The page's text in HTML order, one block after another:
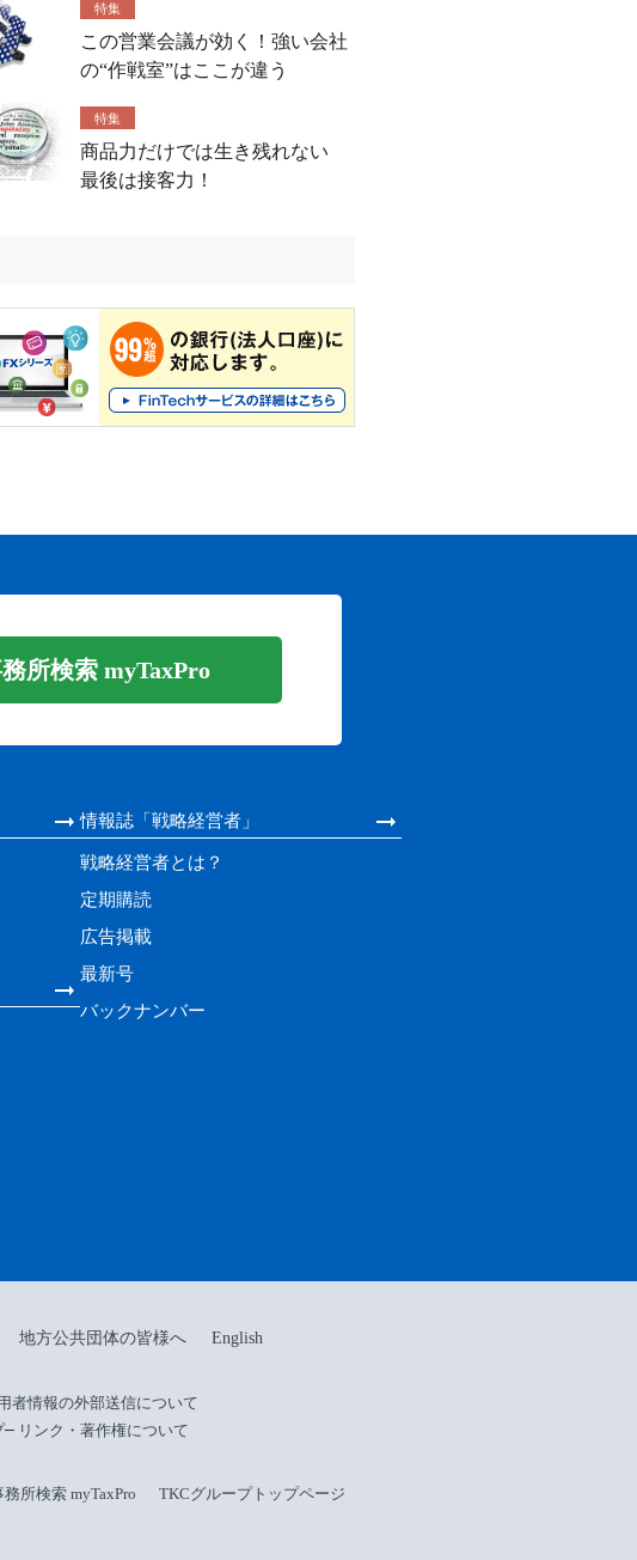
特集
この営業会議が効く！強い会社
の“作戦室”はここが違う
特集
商品力だけでは生き残れない
最後は接客力！
所検索 myTaxPro
情報誌「戦略経営者」
戦略経営者とは？
定期購読
広告掲載
最新号
バックナンバー
地方公共団体の皆様へ English
者情報の外部送信について
リンク・著作権について
所検索 myTaxPro TKCグループトップページ